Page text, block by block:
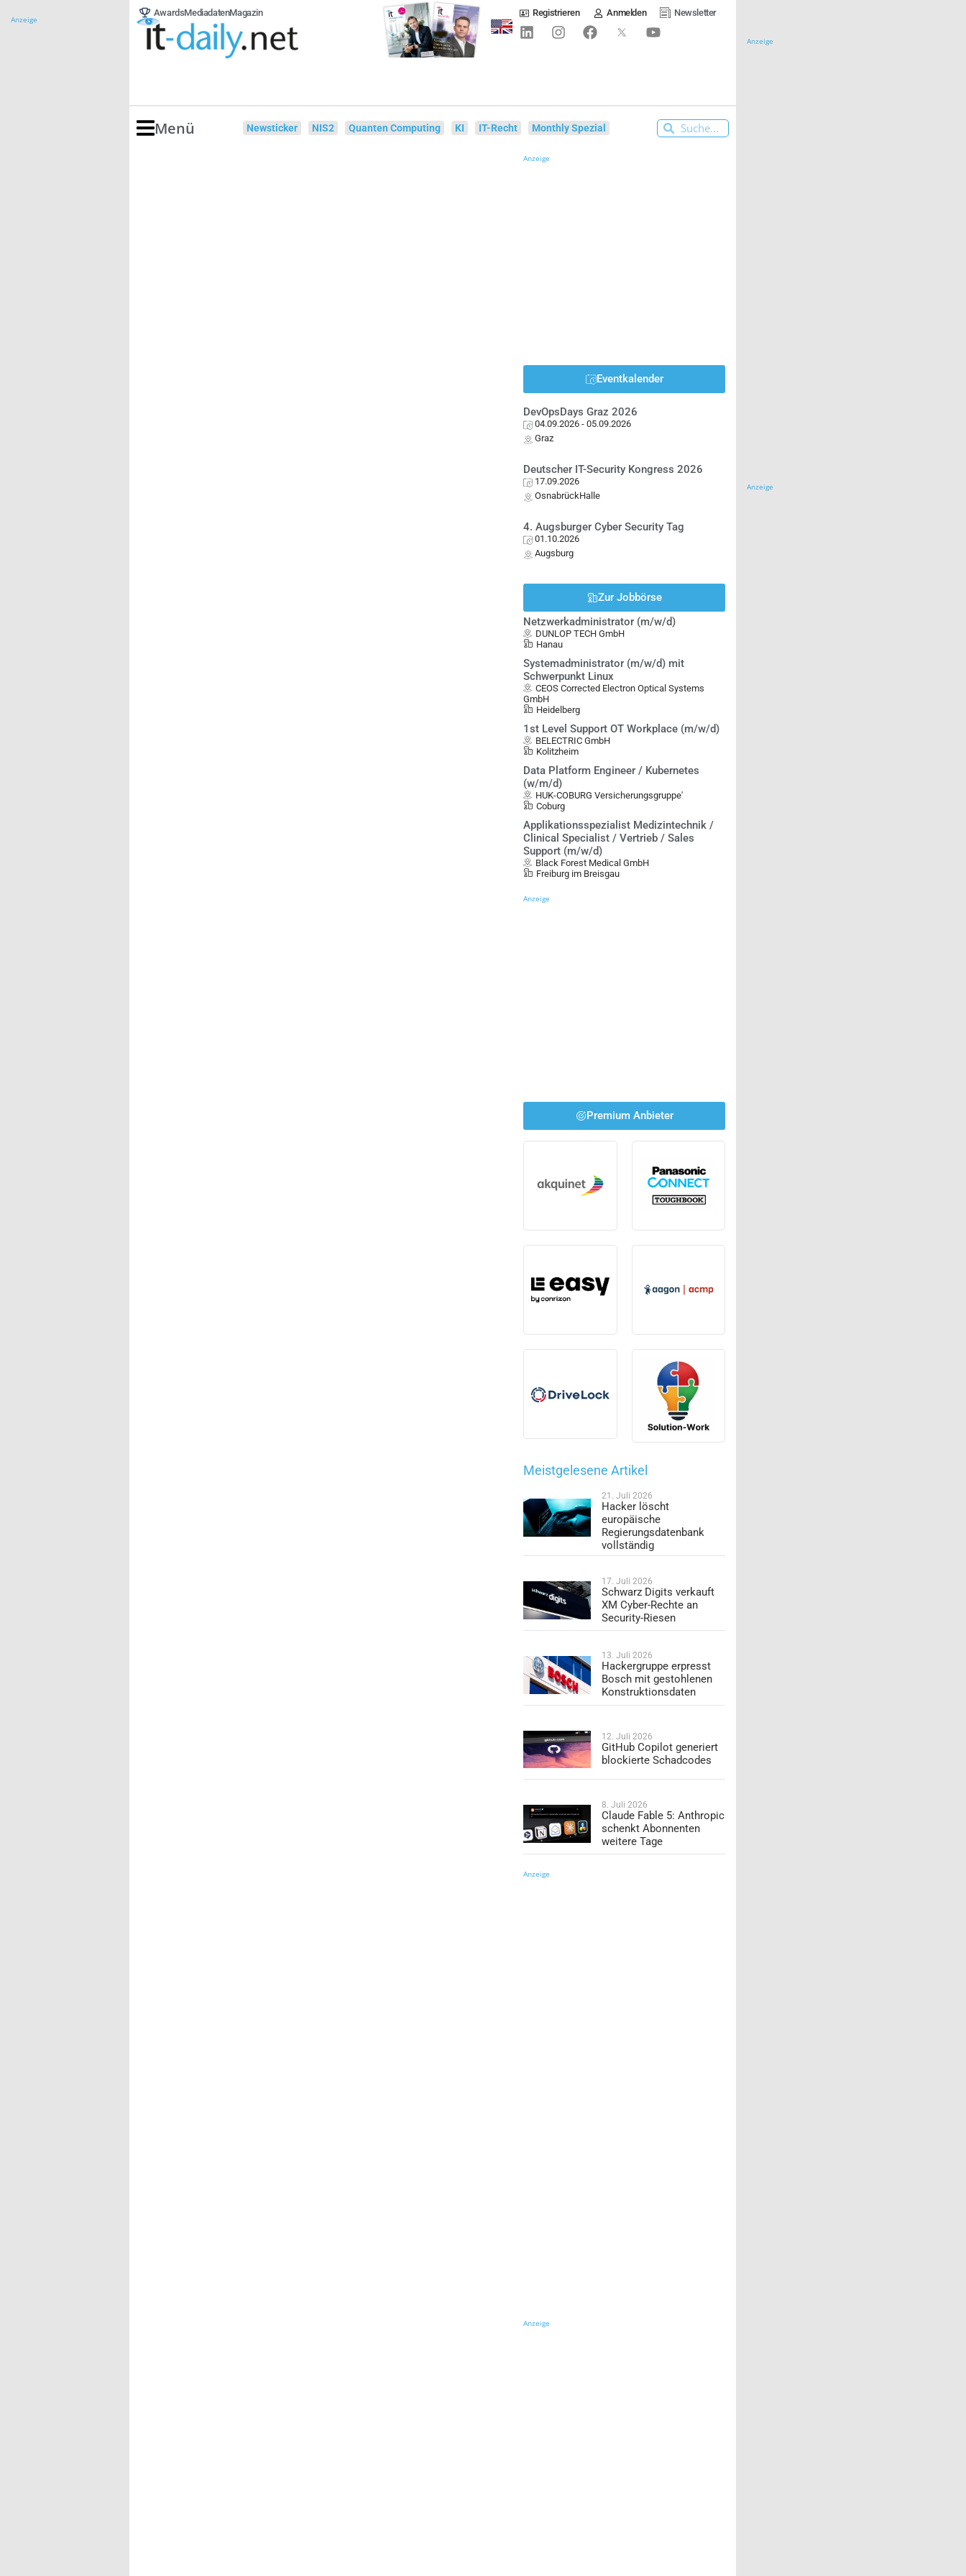
Anzeige
AwardsMediadatenMagazin Registrieren Anmelden Newsletter
Menü Newsticker NIS2 Quanten Computing KI IT-Recht Monthly Spezial
Anzeige
Eventkalender
DevOpsDays Graz 2026
04.09.2026 - 05.09.2026
Graz
Deutscher IT-Security Kongress 2026
17.09.2026
OsnabrückHalle
4. Augsburger Cyber Security Tag
01.10.2026
Augsburg
Zur Jobbörse
Netzwerkadministrator (m/w/d)
DUNLOP TECH GmbH
Hanau
Systemadministrator (m/w/d) mit
Schwerpunkt Linux
CEOS Corrected Electron Optical Systems
GmbH
Heidelberg
1st Level Support OT Workplace (m/w/d)
BELECTRIC GmbH
Kolitzheim
Data Platform Engineer / Kubernetes
(w/m/d)
HUK-COBURG Versicherungsgruppe'
Coburg
Applikationsspezialist Medizintechnik /
Clinical Specialist / Vertrieb / Sales
Support (m/w/d)
Black Forest Medical GmbH
Freiburg im Breisgau
Anzeige
Premium Anbieter
Meistgelesene Artikel
21. Juli 2026
Hacker löscht
europäische
Regierungsdatenbank
vollständig
17. Juli 2026
Schwarz Digits verkauft
XM Cyber-Rechte an
Security-Riesen
13. Juli 2026
Hackergruppe erpresst
Bosch mit gestohlenen
Konstruktionsdaten
12. Juli 2026
GitHub Copilot generiert
blockierte Schadcodes
8. Juli 2026
Claude Fable 5: Anthropic
schenkt Abonnenten
weitere Tage
Anzeige
Anzeige
Anzeige
Anzeige